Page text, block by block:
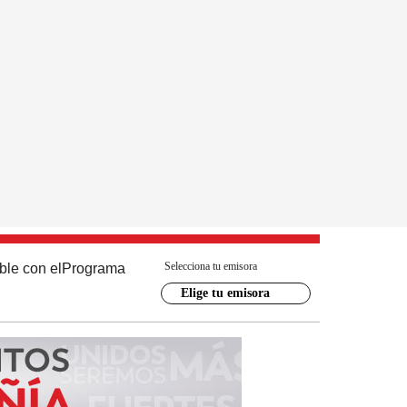
con el Programa Selecciona tu emisora
Elige tu emisora